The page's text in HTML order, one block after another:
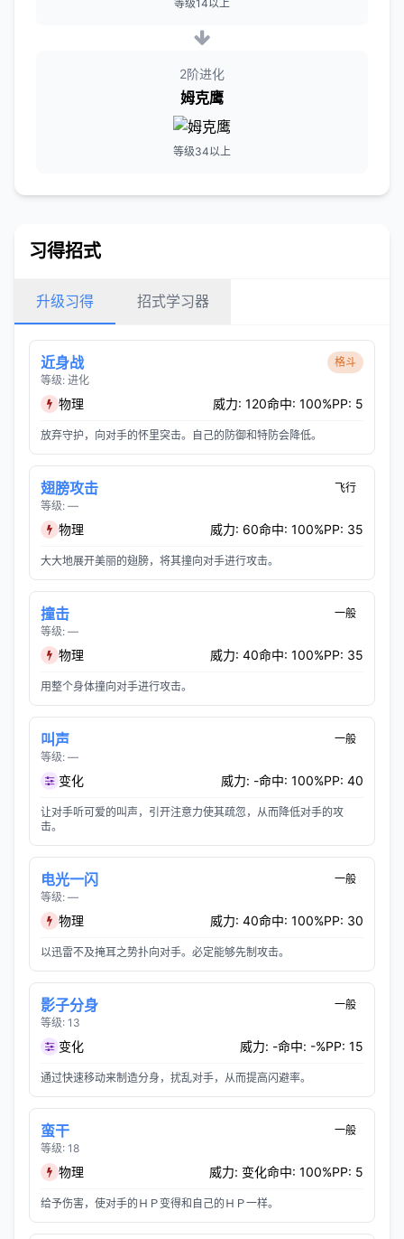
等级14以上
2阶进化
姆克鹰
等级34以上
习得招式
升级习得 招式学习器
近身战
等级: 进化
格斗
物理 威力: 120命中: 100%PP: 5
放弃守护，向对手的怀里突击。自己的防御和特防会降低。
翅膀攻击
等级: —
飞行
物理 威力: 60命中: 100%PP: 35
大大地展开美丽的翅膀，将其撞向对手进行攻击。
撞击
等级: —
一般
物理 威力: 40命中: 100%PP: 35
用整个身体撞向对手进行攻击。
叫声
等级: —
一般
变化 威力: -命中: 100%PP: 40
让对手听可爱的叫声，引开注意力使其疏忽，从而降低对手的攻
击。
电光一闪
等级: —
一般
物理 威力: 40命中: 100%PP: 30
以迅雷不及掩耳之势扑向对手。必定能够先制攻击。
影子分身
等级: 13
一般
变化 威力: -命中: -%PP: 15
通过快速移动来制造分身，扰乱对手，从而提高闪避率。
蛮干
等级: 18
一般
物理 威力: 变化命中: 100%PP: 5
给予伤害，使对手的ＨＰ变得和自己的ＨＰ一样。